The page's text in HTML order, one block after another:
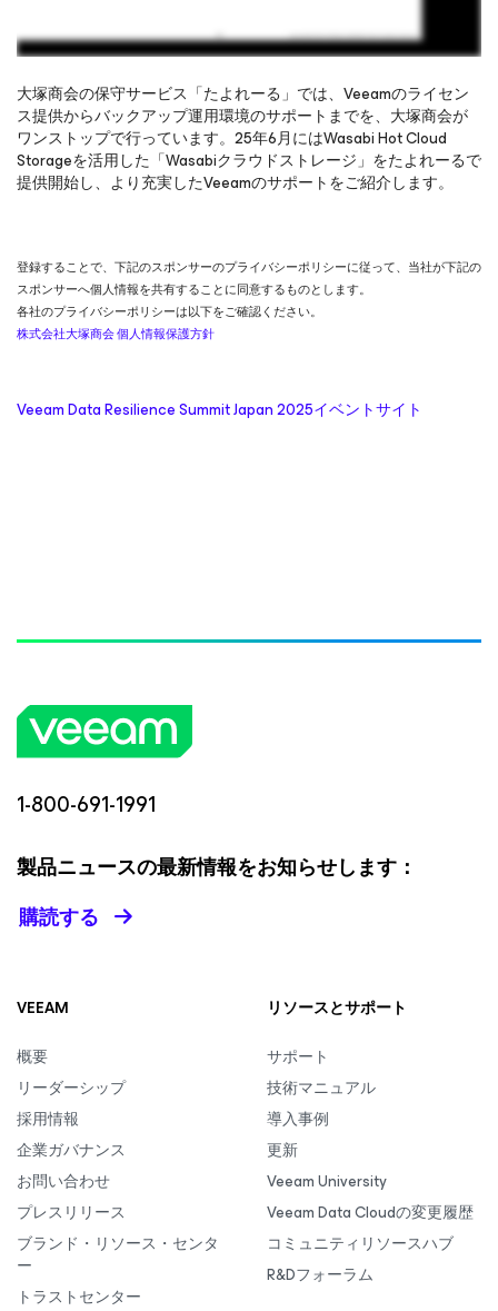
オンラインセミナーをご覧になるには、ご登録をお願いし
ます
大塚商会の保守サービス「たよれーる」では、Veeamのライセン
ス提供からバックアップ運用環境のサポートまでを、大塚商会が
ワンストップで行っています。25年6月にはWasabi Hot Cloud
Storageを活用した「Wasabiクラウドストレージ」をたよれーるで
提供開始し、より充実したVeeamのサポートをご紹介します。
登録することで、下記のスポンサーのプライバシーポリシーに従って、当社が下記の
スポンサーへ個人情報を共有することに同意するものとします。
各社のプライバシーポリシーは以下をご確認ください。
株式会社大塚商会 個人情報保護方針
Veeam Data Resilience Summit Japan 2025イベントサイト
1-800-691-1991
製品ニュースの最新情報をお知らせします：
購読する
VEEAM
概要
リーダーシップ
採用情報
企業ガバナンス
お問い合わせ
プレスリリース
ブランド・リソース・センタ
ー
トラストセンター
リソースとサポート
サポート
技術マニュアル
導入事例
更新
Veeam University
Veeam Data Cloudの変更履歴
コミュニティリソースハブ
R&Dフォーラム